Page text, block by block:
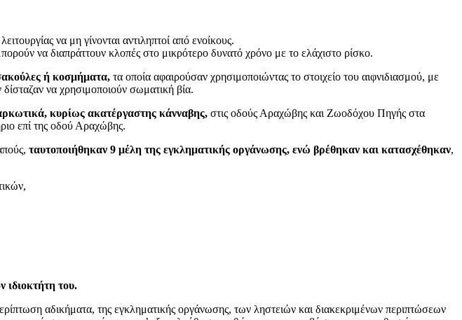
να μη γίνονται αντιληπτοί από ενοίκους.
να διαπράττουν κλοπές στο μικρότερο δυνατό χρόνο με το ελάχιστο ρίσκο.
ή κοσμήματα, τα οποία αφαιρούσαν χρησιμοποιώντας το στοιχείο του αιφνιδιασμού, με
να χρησιμοποιούν σωματική βία.
κυρίως ακατέργαστης κάνναβης, στις οδούς Αραχώβης και Ζωοδόχου Πηγής στα
επί της οδού Αραχώβης.
ταυτοποιήθηκαν 9 μέλη της εγκληματικής οργάνωσης, ενώ βρέθηκαν και κατασχέθηκαν,
του.
αδικήματα, της εγκληματικής οργάνωσης, των ληστειών και διακεκριμένων περιπτώσεων